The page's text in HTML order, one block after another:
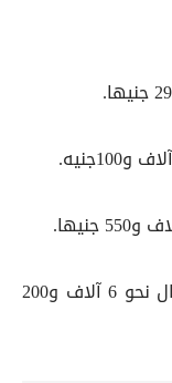
بينما سجل سعر طن الأسمنت سوبر رويال نحو 6 آلاف و200